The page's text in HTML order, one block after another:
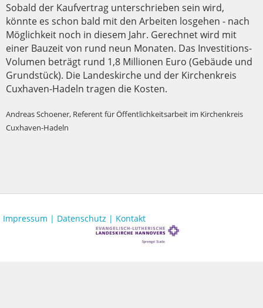
Sobald der Kaufvertrag unterschrieben sein wird,
könnte es schon bald mit den Arbeiten losgehen - nach
Möglichkeit noch in diesem Jahr. Gerechnet wird mit
einer Bauzeit von rund neun Monaten. Das Investitions-
Volumen beträgt rund 1,8 Millionen Euro (Gebäude und
Grundstück). Die Landeskirche und der Kirchenkreis
Cuxhaven-Hadeln tragen die Kosten.
Andreas Schoener, Referent für Öffentlichkeitsarbeit im Kirchenkreis
Cuxhaven-Hadeln
Impressum | Datenschutz | Kontakt